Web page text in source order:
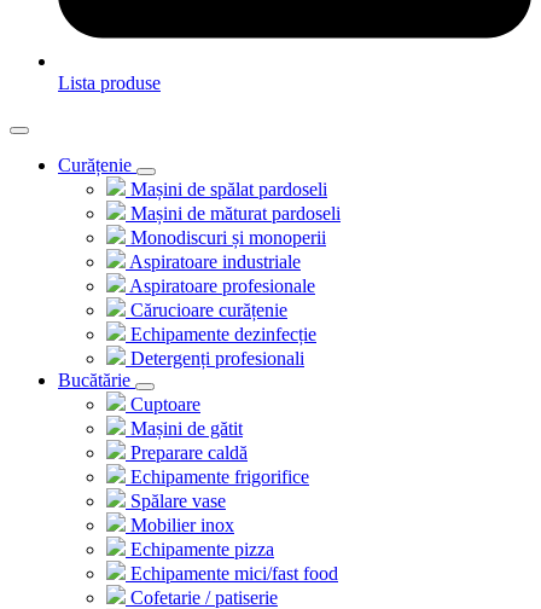
Lista produse
Curățenie
Mașini de spălat pardoseli
Mașini de măturat pardoseli
Monodiscuri și monoperii
Aspiratoare industriale
Aspiratoare profesionale
Cărucioare curățenie
Echipamente dezinfecție
Detergenți profesionali
Bucătărie
Cuptoare
Mașini de gătit
Preparare caldă
Echipamente frigorifice
Spălare vase
Mobilier inox
Echipamente pizza
Echipamente mici/fast food
Cofetarie / patiserie